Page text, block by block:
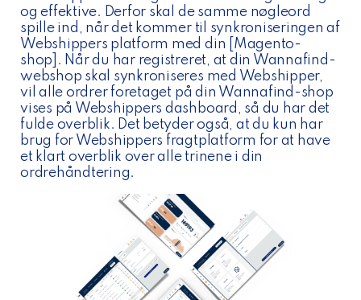
og effektive. Derfor skal de samme nøgleord
spille ind, når det kommer til synkroniseringen af
Webshippers platform med din [Magento-
shop]. Når du har registreret, at din Wannafind-
webshop skal synkroniseres med Webshipper,
vil alle ordrer foretaget på din Wannafind-shop
vises på Webshippers dashboard, så du har det
fulde overblik. Det betyder også, at du kun har
brug for Webshippers fragtplatform for at have
et klart overblik over alle trinene i din
ordrehåndtering.